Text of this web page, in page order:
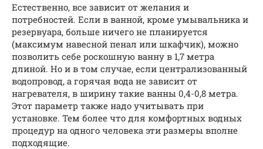
Естественно, все зависит от желания и
потребностей. Если в ванной, кроме умывальника и
резервуара, больше ничего не планируется
(максимум навесной пенал или шкафчик), можно
позволить себе роскошную ванну в 1,7 метра
длиной. Но и в том случае, если централизованный
водопровод, а горячая вода не зависит от
нагревателя, в ширину такие ванны 0,4-0,8 метра.
Этот параметр также надо учитывать при
установке. Тем более что для комфортных водных
процедур на одного человека эти размеры вполне
подходящие.